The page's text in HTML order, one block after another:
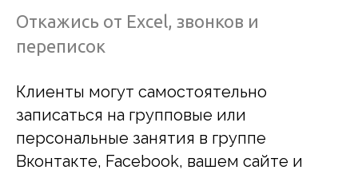
Откажись от Excel, звонков и
переписок
Клиенты могут самостоятельно
записаться на групповые или
персональные занятия в группе
Вконтакте, Facebook, вашем сайте и